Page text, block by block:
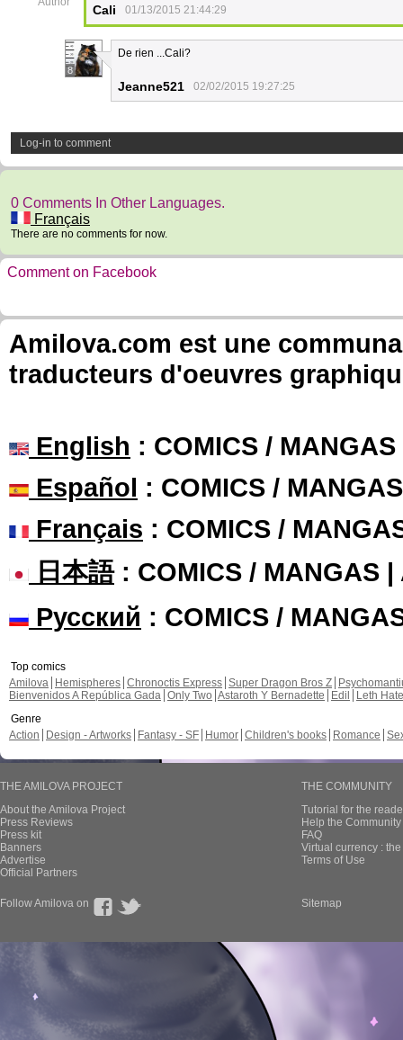
Cali 01/13/2015 21:44:29
8
De rien ...Cali?
Jeanne521 02/02/2015 19:27:25
Log-in to comment
0 Comments In Other Languages.
Français
There are no comments for now.
Comment on Facebook
Amilova.com est une
traducteurs d'oeuvres
English : COMICS /
Español : COMICS /
Français : COMICS /
日本語: COMICS / MANGAS |
Русский : COMICS /
Top comics
Amilova
Hemispheres Chronoctis Express Super Dragon Bros Z
Bienvenidos A República Gada Only Two Astaroth Y Bernadette Edil
Leth Hate
Genre
Action
Design - Artworks Fantasy - SF Humor Children's books Romance
THE AMILOVA PROJECT
About the Amilova Project
Press Reviews
Press kit
Banners
Advertise
Official Partners
THE COMMUNITY
Tutorial for the
Help the
FAQ
Virtual currency :
Terms of Use
Follow Amilova on Sitemap